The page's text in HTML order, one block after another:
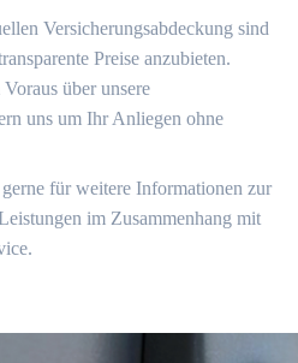
Versicherungsabdeckung sind
Preise anzubieten.​
über unsere
uns um Ihr Anliegen ohne
für weitere Informationen zur
im Zusammenhang mit